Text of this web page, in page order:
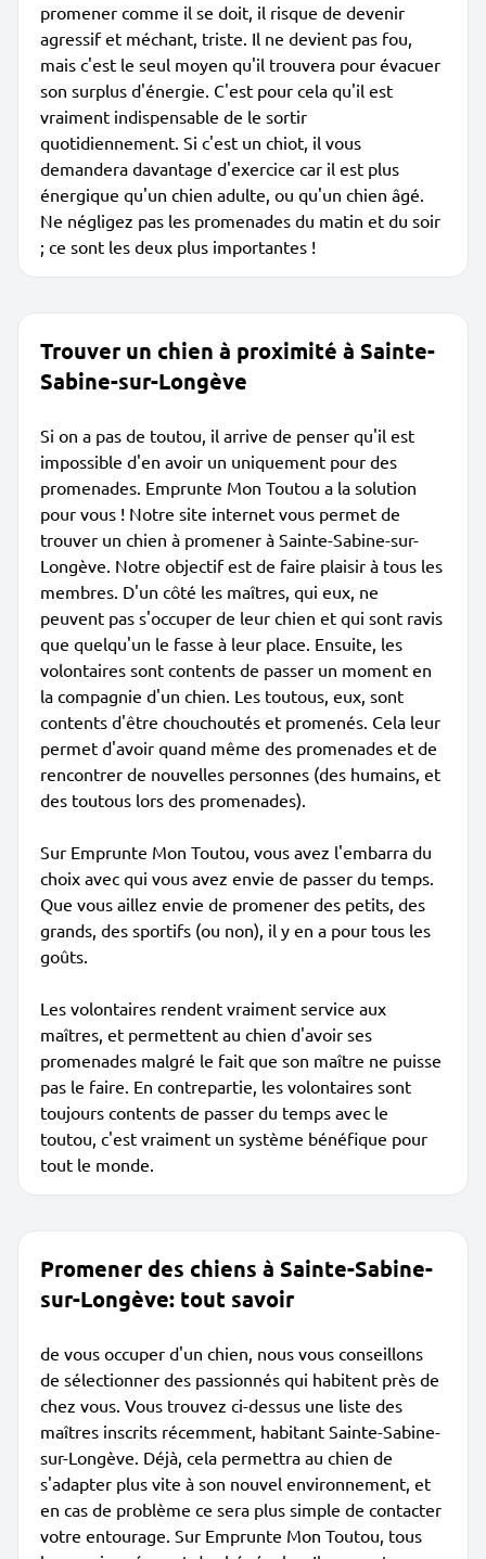
promener comme il se doit, il risque de devenir
agressif et méchant, triste. Il ne devient pas fou,
mais c'est le seul moyen qu'il trouvera pour évacuer
son surplus d'énergie. C'est pour cela qu'il est
vraiment indispensable de le sortir
quotidiennement. Si c'est un chiot, il vous
demandera davantage d'exercice car il est plus
énergique qu'un chien adulte, ou qu'un chien âgé.
Ne négligez pas les promenades du matin et du soir
; ce sont les deux plus importantes !
Trouver un chien à proximité à Sainte-
Sabine-sur-Longève
Si on a pas de toutou, il arrive de penser qu'il est
impossible d'en avoir un uniquement pour des
promenades. Emprunte Mon Toutou a la solution
pour vous ! Notre site internet vous permet de
trouver un chien à promener à Sainte-Sabine-sur-
Longève. Notre objectif est de faire plaisir à tous les
membres. D'un côté les maîtres, qui eux, ne
peuvent pas s'occuper de leur chien et qui sont ravis
que quelqu'un le fasse à leur place. Ensuite, les
volontaires sont contents de passer un moment en
la compagnie d'un chien. Les toutous, eux, sont
contents d'être chouchoutés et promenés. Cela leur
permet d'avoir quand même des promenades et de
rencontrer de nouvelles personnes (des humains, et
des toutous lors des promenades).
Sur Emprunte Mon Toutou, vous avez l'embarra du
choix avec qui vous avez envie de passer du temps.
Que vous aillez envie de promener des petits, des
grands, des sportifs (ou non), il y en a pour tous les
goûts.
Les volontaires rendent vraiment service aux
maîtres, et permettent au chien d'avoir ses
promenades malgré le fait que son maître ne puisse
pas le faire. En contrepartie, les volontaires sont
toujours contents de passer du temps avec le
toutou, c'est vraiment un système bénéfique pour
tout le monde.
Promener des chiens à Sainte-Sabine-
sur-Longève: tout savoir
de vous occuper d'un chien, nous vous conseillons
de sélectionner des passionnés qui habitent près de
chez vous. Vous trouvez ci-dessus une liste des
maîtres inscrits récemment, habitant Sainte-Sabine-
sur-Longève. Déjà, cela permettra au chien de
s'adapter plus vite à son nouvel environnement, et
en cas de problème ce sera plus simple de contacter
votre entourage. Sur Emprunte Mon Toutou, tous